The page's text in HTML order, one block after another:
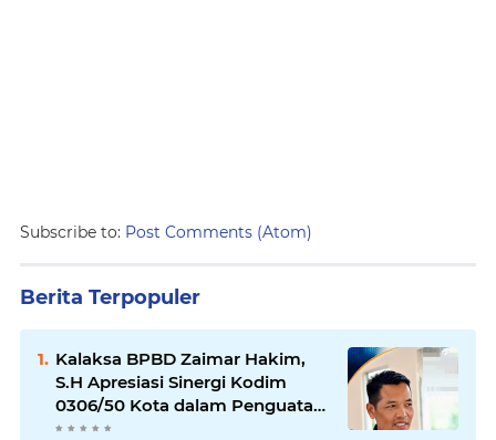
Subscribe to: Post Comments (Atom)
Berita Terpopuler
Kalaksa BPBD Zaimar Hakim,
S.H Apresiasi Sinergi Kodim
0306/50 Kota dalam Penguatan
Mitigasi dan Penanganan